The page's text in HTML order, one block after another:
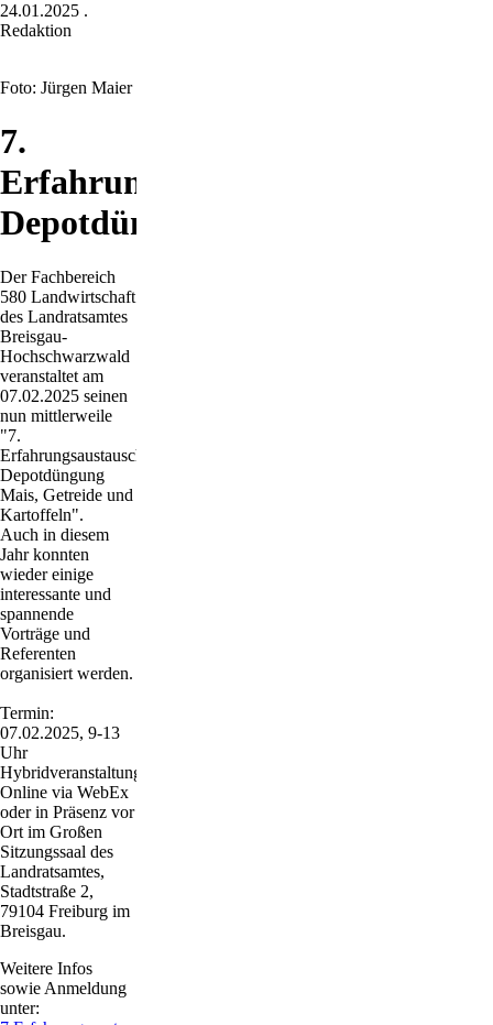
24.01.2025 .
Redaktion
Foto: Jürgen Maier
7.
Erfahrungsaustausch
Depotdüngung
Der Fachbereich
580 Landwirtschaft
des Landratsamtes
Breisgau-
Hochschwarzwald
veranstaltet am
07.02.2025 seinen
nun mittlerweile
"7.
Erfahrungsaustausch
Depotdüngung
Mais, Getreide und
Kartoffeln".
Auch in diesem
Jahr konnten
wieder einige
interessante und
spannende
Vorträge und
Referenten
organisiert werden.
Termin:
07.02.2025, 9-13
Uhr
Hybridveranstaltung:
Online via WebEx
oder in Präsenz vor
Ort im Großen
Sitzungssaal des
Landratsamtes,
Stadtstraße 2,
79104 Freiburg im
Breisgau.
Weitere Infos
sowie Anmeldung
unter: